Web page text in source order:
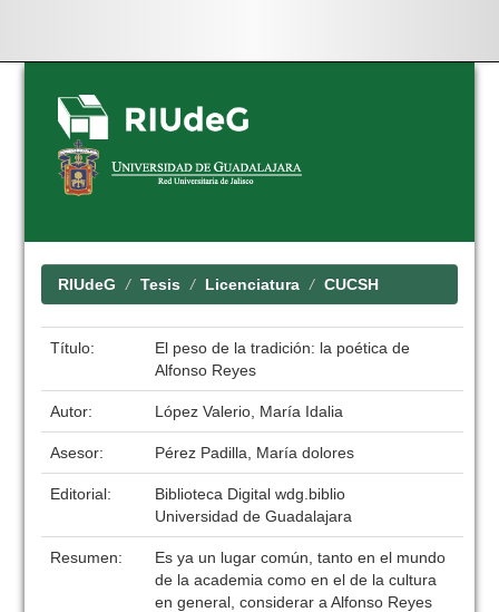
Skip
navigation
RIUdeG Tesis Licenciatura CUCSH
Título:
El peso de la tradición: la poética de
Alfonso Reyes
Autor: López Valerio, María Idalia
Asesor: Pérez Padilla, María dolores
Editorial:
Biblioteca Digital wdg.biblio
Universidad de Guadalajara
Resumen:
Es ya un lugar común, tanto en el mundo
de la academia como en el de la cultura
en general, considerar a Alfonso Reyes